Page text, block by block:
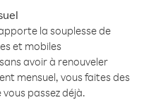
la souplesse de
et mobiles
avoir à renouveler
mensuel, vous faites des
passez déjà.